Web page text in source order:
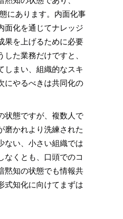
にあります。内面化事
面化を通じてナレッジ
果を上げるために必要
た業務だけですと、
しまい、組織的なスキ
にやるべきは共同化の
状態ですが、複数人で
磨かれより洗練された
ない、小さい組織では
なくとも、口頭でのコ
黙知の状態でも情報共
式知化に向けてまずは